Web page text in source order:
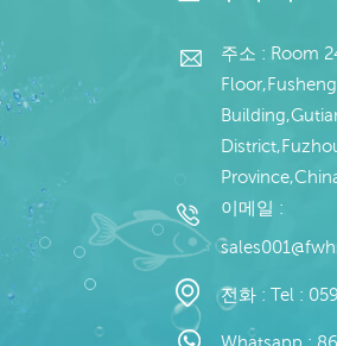
주소 : Room
이메일 :
전화 : Tel :
Whatsapp :